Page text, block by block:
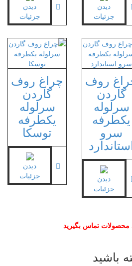
دیدن
جزئیات
دیدن
جزئیات
چراغ روف
گاردن
سرلوله
یکطرفه
توسکا
دیدن
جزئیات
روف
گاردن
سرلوله
یکطرفه
سرو
دیدن
جزئیات
تماس بگیرید
باشید